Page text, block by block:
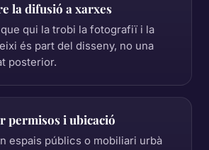
la difusió a xarxes
qui la trobi la fotografiï i la
és part del disseny, no una
posterior.
permisos i ubicació
espais públics o mobiliari urbà